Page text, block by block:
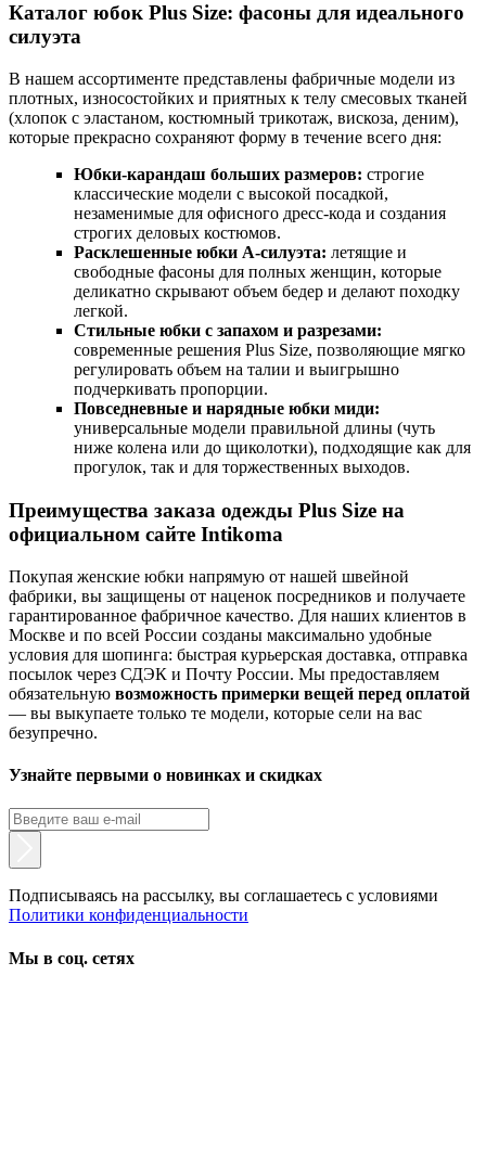
Каталог юбок Plus Size: фасоны для идеального
силуэта
В нашем ассортименте представлены фабричные модели из
плотных, износостойких и приятных к телу смесовых тканей
(хлопок с эластаном, костюмный трикотаж, вискоза, деним),
которые прекрасно сохраняют форму в течение всего дня:
Юбки-карандаш больших размеров: строгие
классические модели с высокой посадкой,
незаменимые для офисного дресс-кода и создания
строгих деловых костюмов.
Расклешенные юбки А-силуэта: летящие и
свободные фасоны для полных женщин, которые
деликатно скрывают объем бедер и делают походку
легкой.
Стильные юбки с запахом и разрезами:
современные решения Plus Size, позволяющие мягко
регулировать объем на талии и выигрышно
подчеркивать пропорции.
Повседневные и нарядные юбки миди:
универсальные модели правильной длины (чуть
ниже колена или до щиколотки), подходящие как для
прогулок, так и для торжественных выходов.
Преимущества заказа одежды Plus Size на
официальном сайте Intikoma
Покупая женские юбки напрямую от нашей швейной
фабрики, вы защищены от наценок посредников и получаете
гарантированное фабричное качество. Для наших клиентов в
Москве и по всей России созданы максимально удобные
условия для шопинга: быстрая курьерская доставка, отправка
посылок через СДЭК и Почту России. Мы предоставляем
обязательную возможность примерки вещей перед оплатой
— вы выкупаете только те модели, которые сели на вас
безупречно.
Узнайте первыми о новинках и скидках
Подписываясь на рассылку, вы соглашаетесь с условиями
Политики конфиденциальности
Мы в соц. сетях